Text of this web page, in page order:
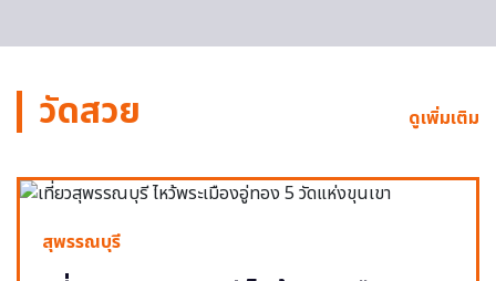
วัดสวย ดูเพิ่มเติม
สุพรรณบุรี